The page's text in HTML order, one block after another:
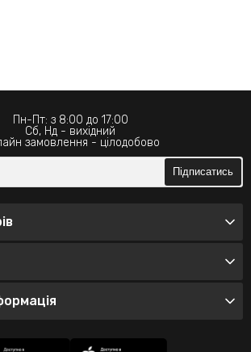
Пн-Пт: з 8:00 до 17:00
Сб, Нд - вихідний
замовлення - цілодобово
Підписатись